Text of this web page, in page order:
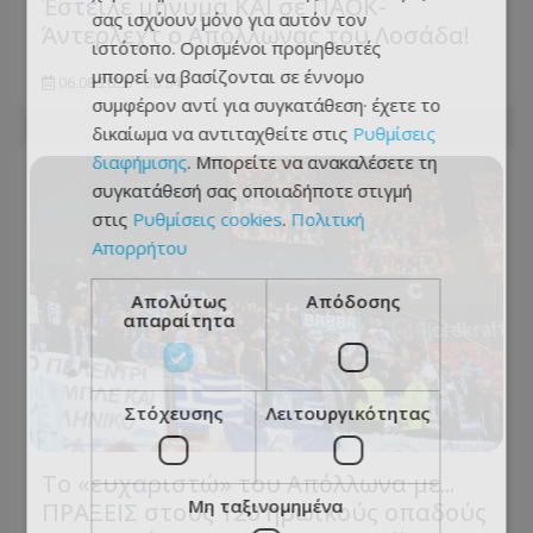
Έστειλε μήνυμα ΚΑΙ σε ΠΑΟΚ-
Άντερλεχτ ο Απόλλωνας του Λοσάδα!
06.08.2026 - 08:54
Το «ευχαριστώ» του Απόλλωνα με...
ΠΡΑΞΕΙΣ στους 120 ηρωικούς οπαδούς
σας ισχύουν μόνο για αυτόν τον
ιστότοπο. Ορισμένοι προμηθευτές
μπορεί να βασίζονται σε έννομο
συμφέρον αντί για συγκατάθεση· έχετε το
δικαίωμα να αντιταχθείτε στις Ρυθμίσεις
διαφήμισης. Μπορείτε να ανακαλέσετε τη
συγκατάθεσή σας οποιαδήποτε στιγμή
στις Ρυθμίσεις cookies. Πολιτική
Απορρήτου
Απολύτως
απαραίτητα
Απόδοσης
Στόχευσης Λειτουργικότητας
Μη ταξινομημένα